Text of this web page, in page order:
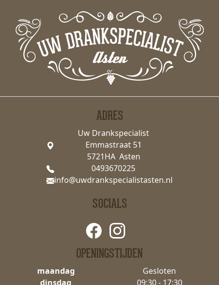
ADRES
Uw Drankspecialist
Emmastraat 51
5721HA Asten
0493670225
info@uwdrankspecialistasten.nl
OPENINGSTIJDEN
maandag
Gesloten
dinsdag
09:30 - 17:30
SOCIALS